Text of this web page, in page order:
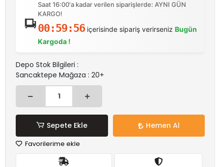
Saat 16:00'a kadar verilen siparişlerde: AYNI GÜN
KARGO!
00:59:56içerisinde sipariş verirseniz Bugün
Kargoda !
Depo Stok Bilgileri :
Sancaktepe Mağaza : 20+
Sepete Ekle Hemen Al
Favorilerime ekle